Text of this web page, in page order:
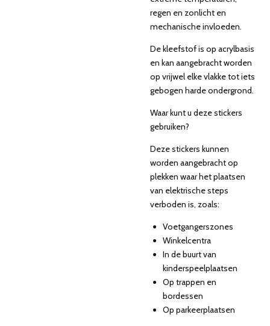
regen en zonlicht en
mechanische invloeden.
De kleefstof is op acrylbasis
en kan aangebracht worden
op vrijwel elke vlakke tot iets
gebogen harde ondergrond.
Waar kunt u deze stickers
gebruiken?
Deze stickers kunnen
worden aangebracht op
plekken waar het plaatsen
van elektrische steps
verboden is, zoals:
Voetgangerszones
Winkelcentra
In de buurt van
kinderspeelplaatsen
Op trappen en
bordessen
Op parkeerplaatsen